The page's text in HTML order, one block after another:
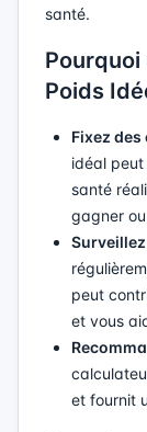
santé.
Poids
Fixez
idéal
santé
gagner
peut
et vous
et fournit